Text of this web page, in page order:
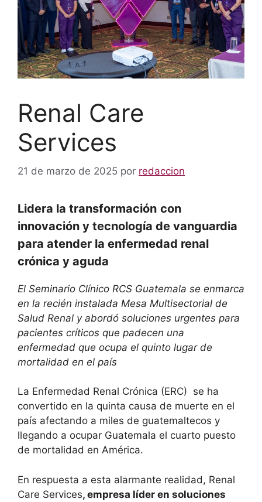
Renal Care
Services
21 de marzo de 2025 por redaccion
Lidera la transformación con
innovación y tecnología de vanguardia
para atender la enfermedad renal
crónica y aguda
El Seminario Clínico RCS Guatemala se enmarca
en la recién instalada Mesa Multisectorial de
Salud Renal y abordó soluciones urgentes para
pacientes críticos que padecen una
enfermedad que ocupa el quinto lugar de
mortalidad en el país
La Enfermedad Renal Crónica (ERC) se ha
convertido en la quinta causa de muerte en el
país afectando a miles de guatemaltecos y
llegando a ocupar Guatemala el cuarto puesto
de mortalidad en América.
En respuesta a esta alarmante realidad, Renal
Care Services, empresa líder en soluciones